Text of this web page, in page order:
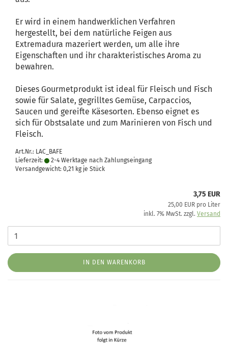
Er wird in einem handwerklichen Verfahren
hergestellt, bei dem natürliche Feigen aus
Extremadura mazeriert werden, um alle ihre
Eigenschaften und ihr charakteristisches Aroma zu
bewahren.
Dieses Gourmetprodukt ist ideal für Fleisch und Fisch
sowie für Salate, gegrilltes Gemüse, Carpaccios,
Saucen und gereifte Käsesorten. Ebenso eignet es
sich für Obstsalate und zum Marinieren von Fisch und
Fleisch.
Art.Nr.: LAC_BAFE
Lieferzeit:
2-4 Werktage nach Zahlungseingang
Versandgewicht: 0,21 kg je Stück
3,75 EUR
25,00 EUR pro Liter
inkl. 7% MwSt. zzgl. Versand
IN DEN WARENKORB